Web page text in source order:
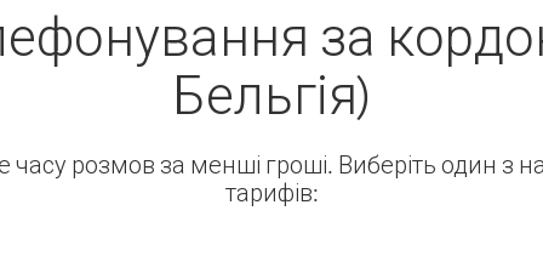
за
Бельгія)
часу розмов за менші гроші. Виберіть один з
тарифів: